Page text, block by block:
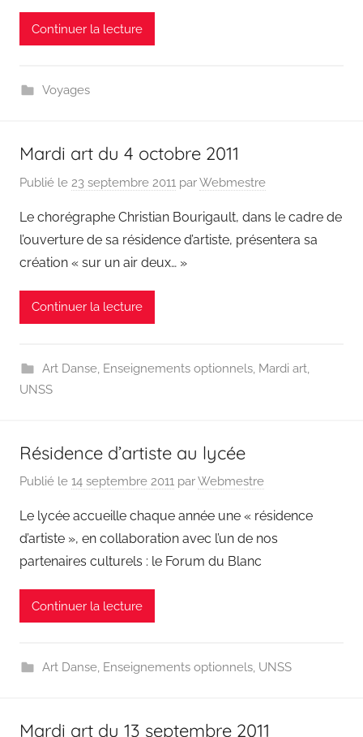
Continuer la lecture
Voyages
Mardi art du 4 octobre 2011
Publié le 23 septembre 2011 parWebmestre
Le chorégraphe Christian Bourigault, dans le cadre de
l’ouverture de sa résidence d’artiste, présentera sa
création « sur un air deux… »
Continuer la lecture
Art Danse, Enseignements optionnels, Mardi art,
UNSS
Résidence d’artiste au lycée
Publié le 14 septembre 2011 parWebmestre
Le lycée accueille chaque année une « résidence
d’artiste », en collaboration avec l’un de nos
partenaires culturels : le Forum du Blanc
Continuer la lecture
Art Danse, Enseignements optionnels, UNSS
Mardi art du 13 septembre 2011